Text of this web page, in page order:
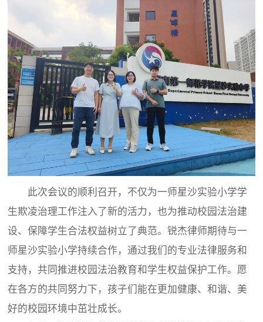
此次会议的顺利召开，不仅为一师星沙实验小学学
生欺凌治理工作注入了新的活力，也为推动校园法治建
设、保障学生合法权益树立了典范。锐杰律师期待与一
师星沙实验小学持续合作，通过我们的专业法律服务和
支持，共同推进校园法治教育和学生权益保护工作。愿
在各方的共同努力下，孩子们能在更加健康、和谐、美
好的校园环境中茁壮成长。